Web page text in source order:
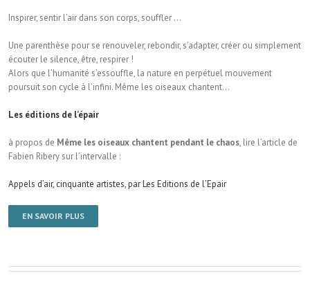
Inspirer, sentir l’air dans son corps, souffler …
Une parenthèse pour se renouveler, rebondir, s’adapter, créer ou simplement
écouter le silence, être, respirer !
Alors que l’humanité s’essouffle, la nature en perpétuel mouvement
poursuit son cycle à l’infini. Même les oiseaux chantent…
Les éditions de l’épair
à propos de Même les oiseaux chantent pendant le chaos, lire l’article de
Fabien Ribery sur l’intervalle :
Appels d’air, cinquante artistes, par Les Editions de l’Epair
EN SAVOIR PLUS